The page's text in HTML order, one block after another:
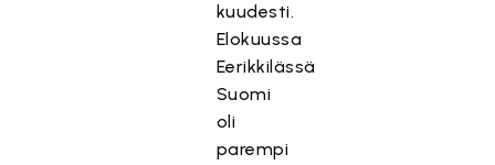
kuudesti.
Elokuussa
Eerikkilässä
Suomi
oli
parempi